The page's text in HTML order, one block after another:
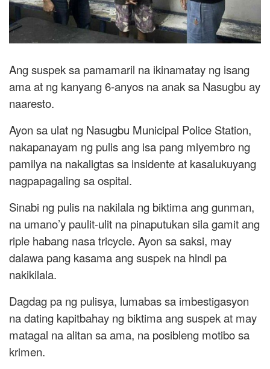
Ang suspek sa pamamaril na ikinamatay ng isang
ama at ng kanyang 6-anyos na anak sa Nasugbu ay
naaresto.
Ayon sa ulat ng Nasugbu Municipal Police Station,
nakapanayam ng pulis ang isa pang miyembro ng
pamilya na nakaligtas sa insidente at kasalukuyang
nagpapagaling sa ospital.
Sinabi ng pulis na nakilala ng biktima ang gunman,
na umano’y paulit-ulit na pinaputukan sila gamit ang
riple habang nasa tricycle. Ayon sa saksi, may
dalawa pang kasama ang suspek na hindi pa
nakikilala.
Dagdag pa ng pulisya, lumabas sa imbestigasyon
na dating kapitbahay ng biktima ang suspek at may
matagal na alitan sa ama, na posibleng motibo sa
krimen.